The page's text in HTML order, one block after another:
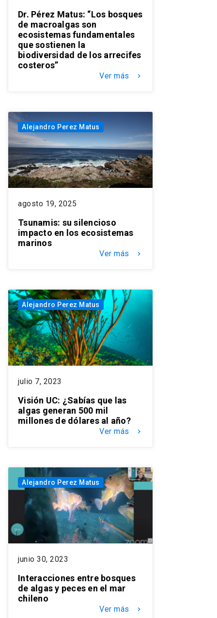
Dr. Pérez Matus: “Los bosques
de macroalgas son
ecosistemas fundamentales
que sostienen la
biodiversidad de los arrecifes
costeros”
Ver más keyboard_arrow_right
Alejandro Perez Matus
agosto 19, 2025
Tsunamis: su silencioso
impacto en los ecosistemas
marinos
Ver más keyboard_arrow_right
Alejandro Perez Matus
julio 7, 2023
Visión UC: ¿Sabías que las
algas generan 500 mil
millones de dólares al año?
Ver más keyboard_arrow_right
Alejandro Perez Matus
junio 30, 2023
Interacciones entre bosques
de algas y peces en el mar
chileno
Ver más keyboard_arrow_right